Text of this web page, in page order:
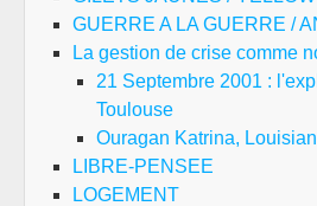
GUERRE A LA GUERRE /
La gestion de crise comme
21 Septembre 2001 :
Toulouse
Ouragan Katrina,
LIBRE-PENSEE
LOGEMENT